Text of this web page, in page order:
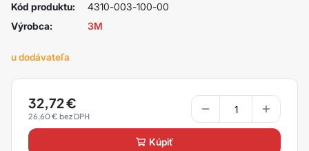
Kód produktu:
4310-003-100-00
Výrobca:
3M
u dodávateľa
32,72€
26,60€
kúpiť